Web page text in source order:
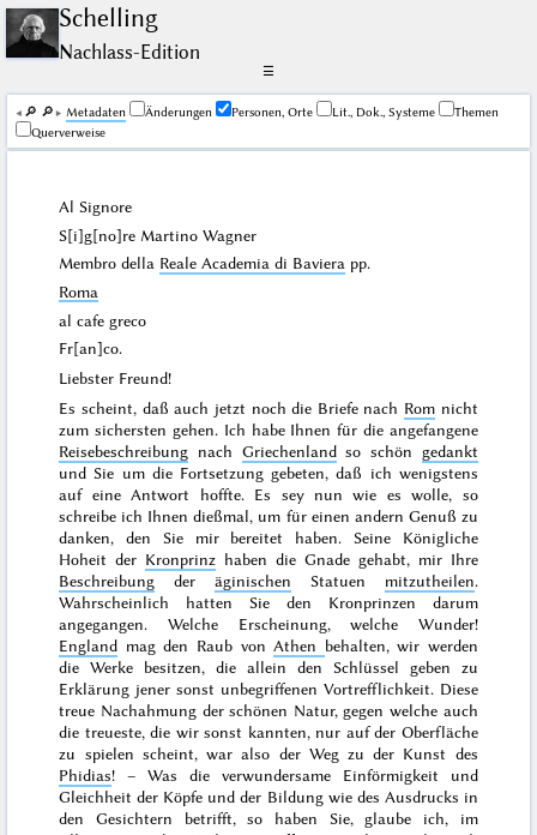
Schelling
Nachlass-Edition
☰
🔎︎ 🔎︎ Me­ta­da­ten Änderungen Personen, Orte Lit., Dok., Systeme
Themen
Querverweise
Al Signore
S[i]g[no]re MartinoWagner
Membro della Reale Academia di Baviera pp.
Roma
al cafe greco
Fr[an]co.
Liebster Freund!
Es scheint, daß auch jetzt noch die Briefe nach Rom nicht
zum sichersten gehen. Ich habe Ihnen für die angefangene
Reisebeschreibung nach Griechenlandso schön gedankt
und Sie um die Fortsetzung gebeten, daß ich wenigstens
auf eine Antwort hoffte. Es sey nun wie es wolle, so
schreibe ich Ihnen dießmal, um für einen andern Genuß zu
danken, den Sie mir bereitet haben. Seine Königliche
Hoheit der Kronprinz haben die Gnade gehabt, mir Ihre
Beschreibung der äginischen Statuen mitzutheilen.
Wahrscheinlich hatten Sie den Kronprinzen darum
angegangen. Welche Erscheinung, welche Wunder!
England mag den Raub vonAthen behalten, wir werden
die Werke besitzen, die allein den Schlüssel geben zu
Erklärung jener sonst unbegriffenen Vortrefflichkeit. Diese
treue Nachahmung der schönen Natur, gegen welche auch
die treueste, die wir sonst kannten, nur auf der Oberfläche
zu spielen scheint, war also der Weg zu der Kunst des
Phidias! – Was die verwundersame Einförmigkeit und
Gleichheit der Köpfe und der Bildung wie des Ausdrucks in
den Gesichtern betrifft, so haben Sie, glaube ich, im